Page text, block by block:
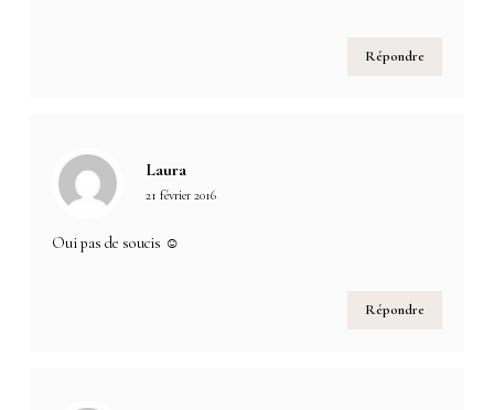
Répondre
Laura
21 février 2016
Oui pas de soucis ☺
Répondre